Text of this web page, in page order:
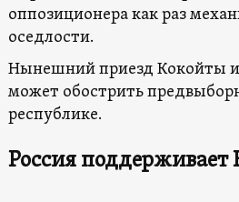
оппозиционера как раз
оседлости.
Нынешний приезд Кокойты
может обострить
республике.
Россия поддерживает